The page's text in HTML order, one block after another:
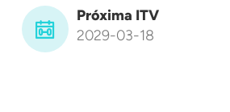
Próxima ITV
2029-03-18